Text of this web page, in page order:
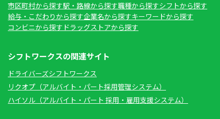
市区町村から探す駅・路線から探す職種から探すシフトから探す
給与・こだわりから探す企業名から探すキーワードから探す
コンビニから探す ドラッグストアから探す
シフトワークスの関連サイト
ドライバーズシフトワークス
リクオプ（アルバイト・パート採用管理システム）
ハイソル（アルバイト・パート 採用・雇用支援システム）